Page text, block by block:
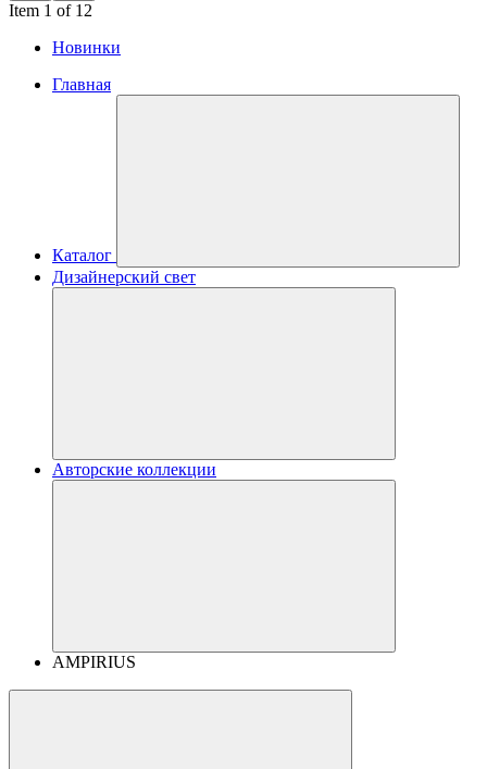
Item 1 of 12
Новинки
Главная
Каталог
Дизайнерский свет
Авторские коллекции
AMPIRIUS